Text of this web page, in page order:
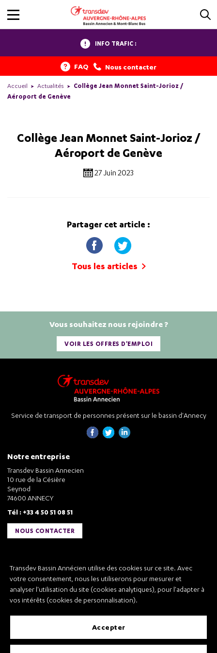
Transdev Bassin Annécien utilise des cookies sur ce site. Avec
votre consentement, nous les utiliserons pour mesurer et
analyser l'utilisation du site (cookies analytiques), pour l'adapter à
vos intérêts (cookies de personnalisation).
accepter
INFO TRAFIC :
FAQ Nous contacter
Accueil Actualités
Collège Jean Monnet Saint-Jorioz /
Aéroport de Genève
Collège Jean Monnet Saint-Jorioz /
Aéroport de Genève
27 Juin 2023
Partager cet article :
Tous les articles
Vous souhaitez nous rejoindre ?
VOIR LES OFFRES D'EMPLOI
Service de transport de personnes présent sur le bassin d'Annecy
Notre entreprise
Transdev Bassin Annecien
10 rue de la Césière
Seynod
74600 ANNECY
Tél : +33 4 50 51 08 51
NOUS CONTACTER
Transdev Bassin Annécien
Recrutement